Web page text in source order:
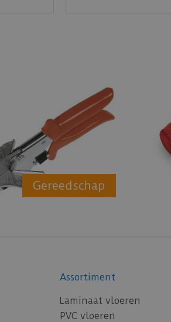
Gereedschap
Assortiment
Laminaat vloeren
PVC vloeren